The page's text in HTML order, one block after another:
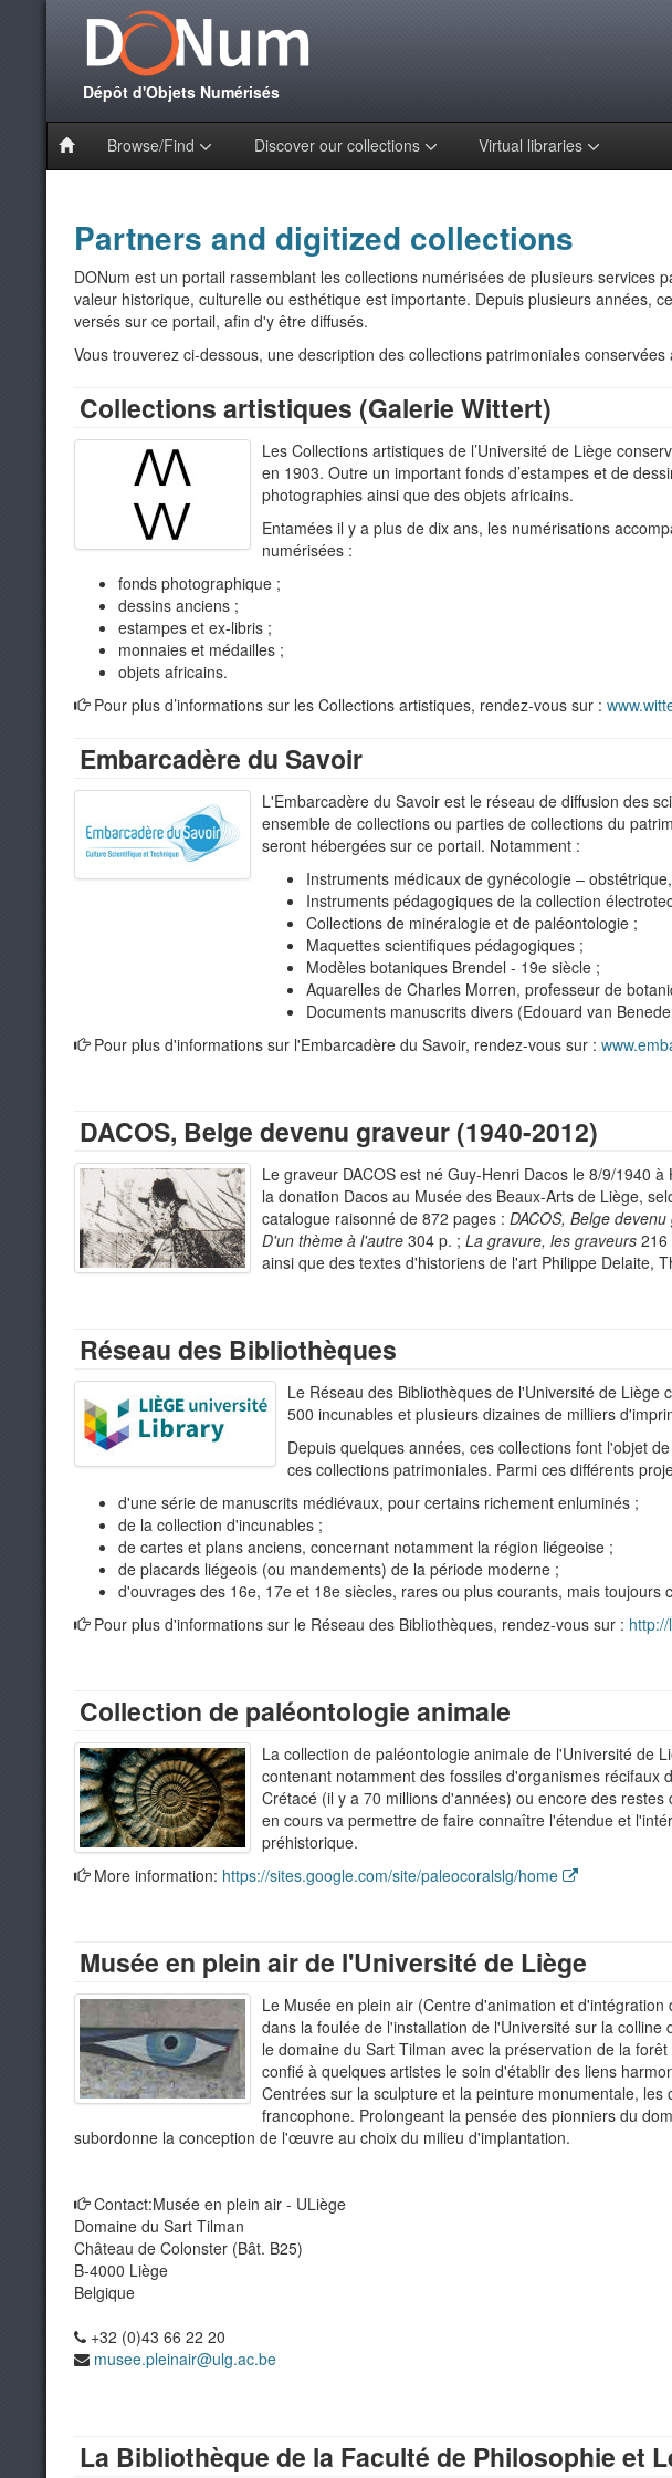
Dépôt d'Objets Numérisés
Browse/Find Discover our collections Virtual libraries
Partners and digitized collections
DONum est un portail rassemblant les collections numérisées de plusieurs
valeur historique, culturelle ou esthétique est importante. Depuis plusieurs années,
versés sur ce portail, afin d'y être diffusés.
Vous trouverez ci-dessous, une description des collections patrimoniales
Collections artistiques (Galerie Wittert)
Les Collections artistiques de l’Université de Liège
en 1903. Outre un important fonds d’estampes et de
photographies ainsi que des objets africains.
Entamées il y a plus de dix ans, les numérisations
numérisées :
fonds photographique ;
dessins anciens ;
estampes et ex-libris ;
monnaies et médailles ;
objets africains.
Pour plus d’informations sur les Collections artistiques, rendez-vous sur :
Embarcadère du Savoir
L'Embarcadère du Savoir est le réseau de diffusion des
ensemble de collections ou parties de collections du
seront hébergées sur ce portail. Notamment :
Instruments médicaux de gynécologie –
Instruments pédagogiques de la collection
Collections de minéralogie et de paléontologie ;
Maquettes scientifiques pédagogiques ;
Modèles botaniques Brendel - 19e siècle ;
Aquarelles de Charles Morren, professeur de
Documents manuscrits divers (Edouard van
Pour plus d'informations sur l'Embarcadère du Savoir, rendez-vous sur :
DACOS, Belge devenu graveur (1940-2012)
Le graveur DACOS est né Guy-Henri Dacos le 8/9/1940
la donation Dacos au Musée des Beaux-Arts de Liège,
catalogue raisonné de 872 pages : DACOS, Belge
D'un thème à l'autre 304 p. ; La gravure, les graveurs 216
ainsi que des textes d'historiens de l'art Philippe Delaite,
Réseau des Bibliothèques
Le Réseau des Bibliothèques de l'Université de
500 incunables et plusieurs dizaines de milliers
Depuis quelques années, ces collections font l'objet
ces collections patrimoniales. Parmi ces différents
d'une série de manuscrits médiévaux, pour certains richement enluminés ;
de la collection d'incunables ;
de cartes et plans anciens, concernant notamment la région liégeoise ;
de placards liégeois (ou mandements) de la période moderne ;
d'ouvrages des 16e, 17e et 18e siècles, rares ou plus courants, mais
Pour plus d'informations sur le Réseau des Bibliothèques, rendez-vous sur :
Collection de paléontologie animale
La collection de paléontologie animale de l'Université de
contenant notamment des fossiles d'organismes
Crétacé (il y a 70 millions d'années) ou encore des
en cours va permettre de faire connaître l'étendue et
préhistorique.
More information: https://sites.google.com/site/paleocoralslg/home
Musée en plein air de l'Université de Liège
Le Musée en plein air (Centre d'animation et
dans la foulée de l'installation de l'Université sur la
le domaine du Sart Tilman avec la préservation de la
confié à quelques artistes le soin d'établir des liens
Centrées sur la sculpture et la peinture monumentale,
francophone. Prolongeant la pensée des pionniers du
subordonne la conception de l'œuvre au choix du milieu d'implantation.
Contact:Musée en plein air - ULiège
Domaine du Sart Tilman
Château de Colonster (Bât. B25)
B-4000 Liège
Belgique
+32 (0)43 66 22 20
musee.pleinair@ulg.ac.be
La Bibliothèque de la Faculté de Philosophie et